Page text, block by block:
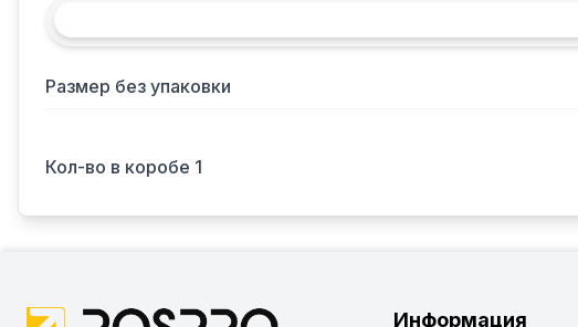
Размер без упаковки
Кол-во в коробе 1
Информация